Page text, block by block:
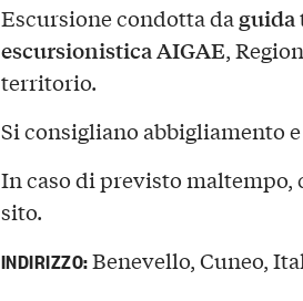
Escursione condotta daguida
escursionistica AIGAE,
territorio.
Si consigliano abbigliamento
In caso di previsto
sito.
INDIRIZZO:Benevello, Cuneo,